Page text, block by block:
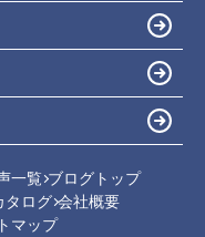
一覧 ブログトップ
タログ 会社概要
マップ